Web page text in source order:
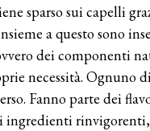
sparso sui capelli
a questo sono
dei componenti
necessità. Ognuno
Fanno parte dei
ingredienti